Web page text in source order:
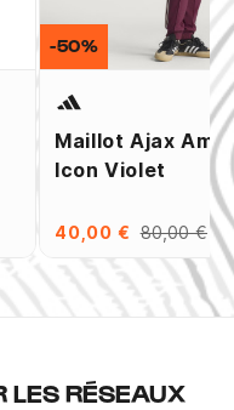
Maillot Ajax
Icon Violet
40,00 € 80,00 €
-50%
LES RÉSEAUX